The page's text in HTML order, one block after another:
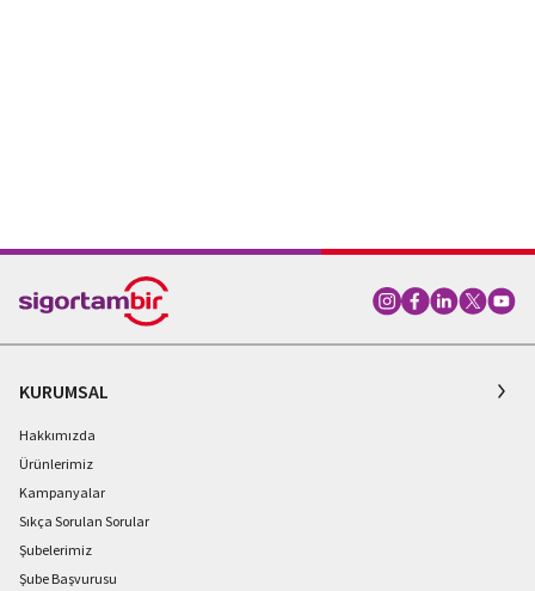
KURUMSAL
Hakkımızda
Ürünlerimiz
Kampanyalar
Sıkça Sorulan Sorular
Şubelerimiz
Şube Başvurusu